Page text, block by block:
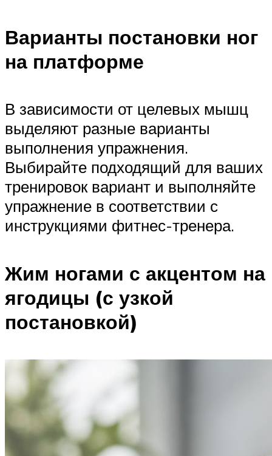
Варианты постановки ног
на платформе
В зависимости от целевых мышц
выделяют разные варианты
выполнения упражнения.
Выбирайте подходящий для ваших
тренировок вариант и выполняйте
упражнение в соответствии с
инструкциями фитнес-тренера.
Жим ногами с акцентом на
ягодицы (с узкой
постановкой)